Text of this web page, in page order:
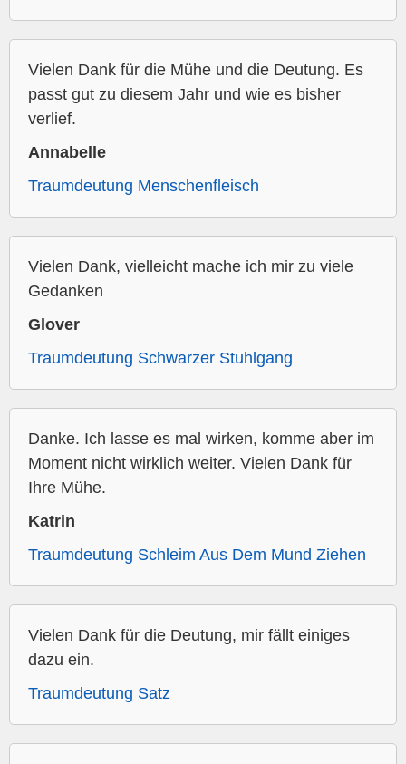
Vielen Dank für die Mühe und die Deutung. Es
passt gut zu diesem Jahr und wie es bisher
verlief.
Annabelle
Traumdeutung Menschenfleisch
Vielen Dank, vielleicht mache ich mir zu viele
Gedanken
Glover
Traumdeutung Schwarzer Stuhlgang
Danke. Ich lasse es mal wirken, komme aber im
Moment nicht wirklich weiter. Vielen Dank für
Ihre Mühe.
Katrin
Traumdeutung Schleim Aus Dem Mund Ziehen
Vielen Dank für die Deutung, mir fällt einiges
dazu ein.
Traumdeutung Satz